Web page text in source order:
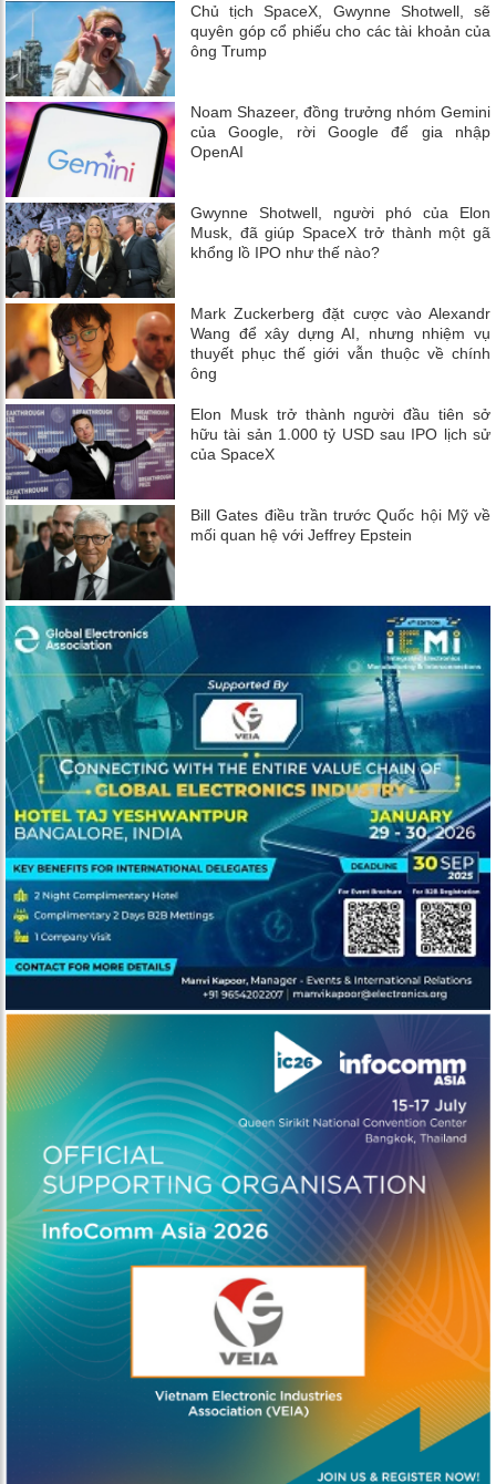
Chủ tịch SpaceX, Gwynne Shotwell, sẽ
quyên góp cổ phiếu cho các tài khoản của
ông Trump
Noam Shazeer, đồng trưởng nhóm Gemini
của Google, rời Google để gia nhập
OpenAI
Gwynne Shotwell, người phó của Elon
Musk, đã giúp SpaceX trở thành một gã
khổng lồ IPO như thế nào?
Mark Zuckerberg đặt cược vào Alexandr
Wang để xây dựng AI, nhưng nhiệm vụ
thuyết phục thế giới vẫn thuộc về chính
ông
Elon Musk trở thành người đầu tiên sở
hữu tài sản 1.000 tỷ USD sau IPO lịch sử
của SpaceX
Bill Gates điều trần trước Quốc hội Mỹ về
mối quan hệ với Jeffrey Epstein